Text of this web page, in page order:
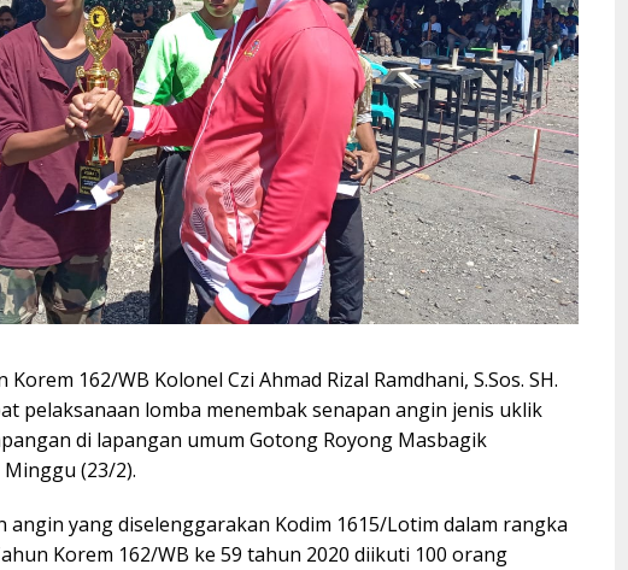
162/WB Kolonel Czi Ahmad Rizal Ramdhani, S.Sos. SH.
pelaksanaan lomba menembak senapan angin jenis uklik
di lapangan umum Gotong Royong Masbagik
(23/2).
angin yang diselenggarakan Kodim 1615/Lotim dalam rangka
Korem 162/WB ke 59 tahun 2020 diikuti 100 orang